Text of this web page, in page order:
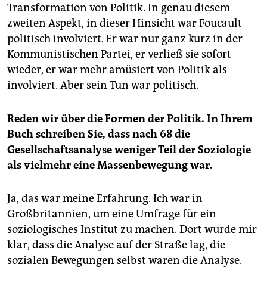
Transformation von Politik. In genau diesem
zweiten Aspekt, in dieser Hinsicht war Foucault
politisch involviert. Er war nur ganz kurz in der
Kommunistischen Partei, er verließ sie sofort
wieder, er war mehr amüsiert von Politik als
involviert. Aber sein Tun war politisch.
Reden wir über die Formen der Politik. In Ihrem
Buch schreiben Sie, dass nach 68 die
Gesellschaftsanalyse weniger Teil der Soziologie
als vielmehr eine Massenbewegung war.
Ja, das war meine Erfahrung. Ich war in
Großbritannien, um eine Umfrage für ein
soziologisches Institut zu machen. Dort wurde mir
klar, dass die Analyse auf der Straße lag, die
sozialen Bewegungen selbst waren die Analyse.